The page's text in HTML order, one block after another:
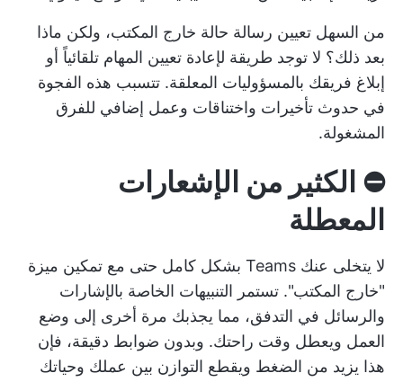
من السهل تعيين رسالة حالة خارج المكتب، ولكن ماذا
بعد ذلك؟ لا توجد طريقة لإعادة تعيين المهام تلقائياً أو
إبلاغ فريقك بالمسؤوليات المعلقة. تتسبب هذه الفجوة
في حدوث تأخيرات واختناقات وعمل إضافي للفرق
المشغولة.
⛔️ الكثير من الإشعارات
المعطلة
لا يتخلى عنك Teams بشكل كامل حتى مع تمكين ميزة
"خارج المكتب". تستمر التنبيهات الخاصة بالإشارات
والرسائل في التدفق، مما يجذبك مرة أخرى إلى وضع
العمل ويعطل وقت راحتك. وبدون ضوابط دقيقة، فإن
هذا يزيد من الضغط ويقطع التوازن بين عملك وحياتك